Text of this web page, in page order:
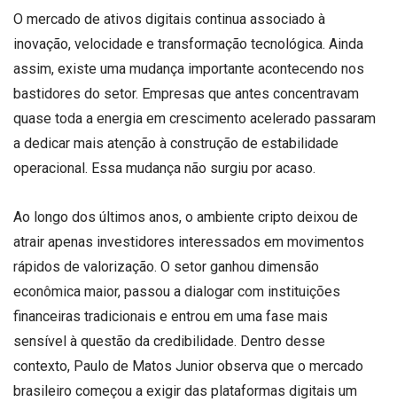
O mercado de ativos digitais continua associado à
inovação, velocidade e transformação tecnológica. Ainda
assim, existe uma mudança importante acontecendo nos
bastidores do setor. Empresas que antes concentravam
quase toda a energia em crescimento acelerado passaram
a dedicar mais atenção à construção de estabilidade
operacional. Essa mudança não surgiu por acaso.
Ao longo dos últimos anos, o ambiente cripto deixou de
atrair apenas investidores interessados em movimentos
rápidos de valorização. O setor ganhou dimensão
econômica maior, passou a dialogar com instituições
financeiras tradicionais e entrou em uma fase mais
sensível à questão da credibilidade. Dentro desse
contexto, Paulo de Matos Junior observa que o mercado
brasileiro começou a exigir das plataformas digitais um